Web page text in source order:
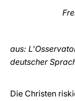
aus:
deutscher
Die Christen